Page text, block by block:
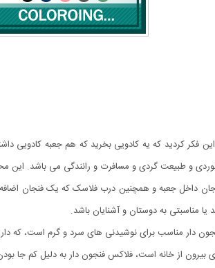
این فکر کردید که یه کادویی بخرید که هم جعبه
داخل جعبه و همچنین درب فلاسک که یک فنجان
یا مناسبتی به دوستان و آشنایان باشد.
دار مناسب برای نوشیدنی های سرد و گرم است، که
از خانه است، فلاکس فنجون دار به دلیل کم جا